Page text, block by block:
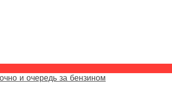
и очередь за бензином